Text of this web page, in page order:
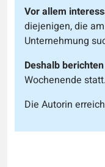
Vor allem
diejenigen, die
Unternehmung
Deshalb
Wochenende statt.
Die Autorin